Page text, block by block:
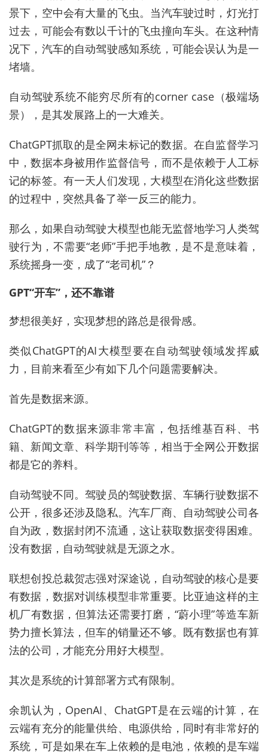
景下，空中会有大量的飞虫。当汽车驶过时，灯光打
过去，可能会有数以千计的飞虫撞向车头。在这种情
况下，汽车的自动驾驶感知系统，可能会误认为是一
堵墙。
自动驾驶系统不能穷尽所有的corner case（极端场
景），是其发展路上的一大难关。
ChatGPT抓取的是全网未标记的数据。在自监督学习
中，数据本身被用作监督信号，而不是依赖于人工标
记的标签。有一天人们发现，大模型在消化这些数据
的过程中，突然具备了举一反三的能力。
那么，如果自动驾驶大模型也能无监督地学习人类驾
驶行为，不需要“老师”手把手地教，是不是意味着，
系统摇身一变，成了“老司机”？
GPT“开车”，还不靠谱
梦想很美好，实现梦想的路总是很骨感。
类似ChatGPT的AI大模型要在自动驾驶领域发挥威
力，目前来看至少有如下几个问题需要解决。
首先是数据来源。
ChatGPT的数据来源非常丰富，包括维基百科、书
籍、新闻文章、科学期刊等等，相当于全网公开数据
都是它的养料。
自动驾驶不同。驾驶员的驾驶数据、车辆行驶数据不
公开，很多还涉及隐私。汽车厂商、自动驾驶公司各
自为政，数据封闭不流通，这让获取数据变得困难。
没有数据，自动驾驶就是无源之水。
联想创投总裁贺志强对深途说，自动驾驶的核心是要
有数据，数据对训练模型非常重要。比亚迪这样的主
机厂有数据，但算法还需要打磨，“蔚小理”等造车新
势力擅长算法，但车的销量还不够。既有数据也有算
法的公司，才能充分用好大模型。
其次是系统的计算部署方式有限制。
余凯认为，OpenAI、ChatGPT是在云端的计算，在
云端有充分的能量供给、电源供给，同时有非常好的
系统，可是如果在车上依赖的是电池，依赖的是车端